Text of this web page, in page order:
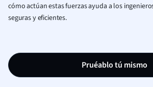
cómo actúan estas fuerzas ayuda a los
seguras y eficientes.
Pruéablo tú mismo